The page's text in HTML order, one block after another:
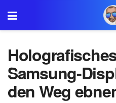
Samsung-
den Weg